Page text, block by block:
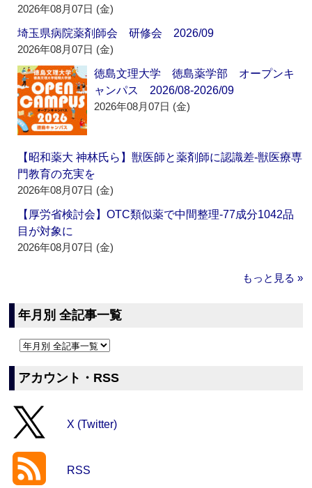
2026年08月07日 (金)
埼玉県病院薬剤師会 研修会 2026/09
2026年08月07日 (金)
徳島文理大学 徳島薬学部 オープンキ
ャンパス 2026/08-2026/09
2026年08月07日 (金)
【昭和薬大 神林氏ら】獣医師と薬剤師に認識差‐獣医療専
門教育の充実を
2026年08月07日 (金)
【厚労省検討会】OTC類似薬で中間整理‐77成分1042品
目が対象に
2026年08月07日 (金)
もっと見る »
年月別 全記事一覧
アカウント・RSS
X (Twitter)
RSS